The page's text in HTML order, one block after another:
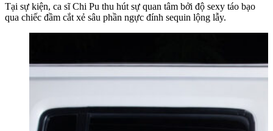
Tại sự kiện, ca sĩ Chi Pu thu hút sự quan tâm bởi độ sexy táo bạo
qua chiếc đầm cắt xẻ sâu phần ngực đính sequin lộng lẫy.